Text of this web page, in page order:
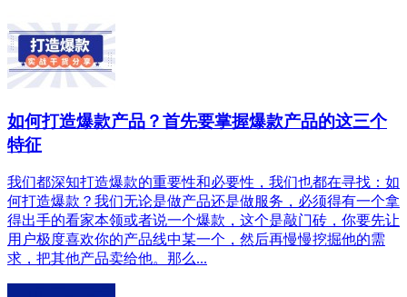
如何打造爆款产品？首先要掌握爆款产品的这三个
特征
我们都深知打造爆款的重要性和必要性，我们也都在寻找：如
何打造爆款？我们无论是做产品还是做服务，必须得有一个拿
得出手的看家本领或者说一个爆款，这个是敲门砖，你要先让
用户极度喜欢你的产品线中某一个，然后再慢慢挖掘他的需
求，把其他产品卖给他。那么...